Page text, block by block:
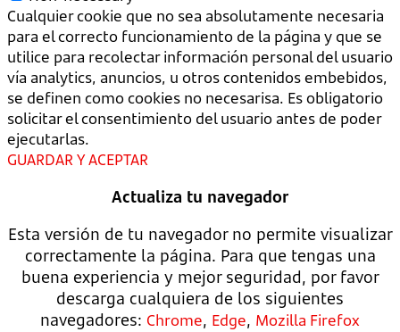
Cualquier cookie que no sea absolutamente necesaria
para el correcto funcionamiento de la página y que se
utilice para recolectar información personal del usuario
vía analytics, anuncios, u otros contenidos embebidos,
se definen como cookies no necesarisa. Es obligatorio
solicitar el consentimiento del usuario antes de poder
ejecutarlas.
GUARDAR Y ACEPTAR
Actualiza tu navegador
Esta versión de tu navegador no permite visualizar
correctamente la página. Para que tengas una
buena experiencia y mejor seguridad, por favor
descarga cualquiera de los siguientes
navegadores: Chrome, Edge, Mozilla Firefox